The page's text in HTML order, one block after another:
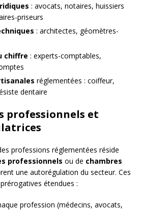
: avocats, notaires, huissiers
priseurs
: architectes, géomètres-
chiffre : experts-comptables,
réglementées : coiffeur,
dentaire
professionnels et
professions réglementées réside
professionnels ou de chambres
une autorégulation du secteur. Ces
étendues :
profession (médecins, avocats,